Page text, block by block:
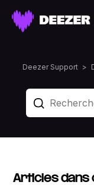
Deezer Support
Articles dans